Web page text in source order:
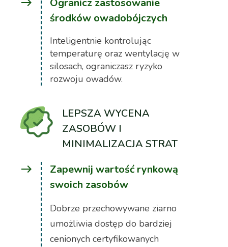
środków owadobójczych
Inteligentnie kontrolując
temperaturę oraz wentylację w
silosach, ograniczasz ryzyko
rozwoju owadów.
LEPSZA WYCENA
ZASOBÓW I
MINIMALIZACJA STRAT
east
Zapewnij wartość rynkową
swoich zasobów
Dobrze przechowywane ziarno
umożliwia dostęp do bardziej
cenionych certyfikowanych